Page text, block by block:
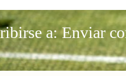
a:Enviar